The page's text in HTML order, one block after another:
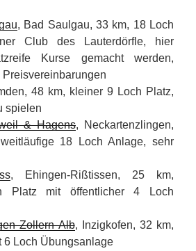
, Bad Saulgau, 33 km, 18 Loch
Club des Lauterdörfle, hier
Kurse gemacht werden,
48 km, kleiner 9 Loch Platz,
spielen
& Hagens, Neckartenzlingen,
18 Loch Anlage, sehr
, Ehingen-Rißtissen, 25 km,
Platz mit öffentlicher 4 Loch
Zollern Alb, Inzigkofen, 32 km,
6 Loch Übungsanlage